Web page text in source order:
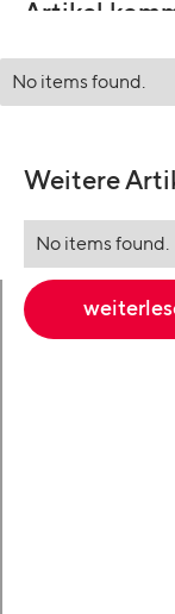
Artikel
No items found.
Weitere
No items found.